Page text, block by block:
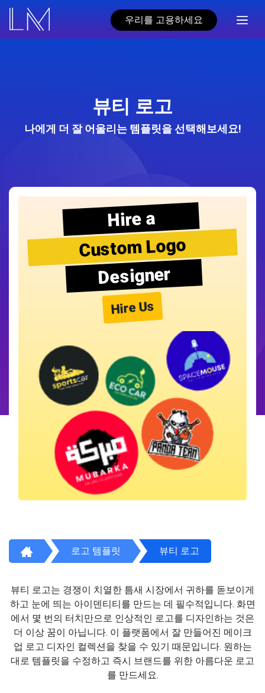
우리를 고용하세요
뷰티 로고
나에게 더 잘 어울리는 템플릿을 선택해보세요!
Hire a
Custom Logo
Designer
Hire Us
로고 템플릿 뷰티 로고
뷰티 로고는 경쟁이 치열한 틈새 시장에서 귀하를 돋보이게
하고 눈에 띄는 아이덴티티를 만드는 데 필수적입니다. 화면
에서 몇 번의 터치만으로 인상적인 로고를 디자인하는 것은
더 이상 꿈이 아닙니다. 이 플랫폼에서 잘 만들어진 메이크
업 로고 디자인 컬렉션을 찾을 수 있기 때문입니다. 원하는
대로 템플릿을 수정하고 즉시 브랜드를 위한 아름다운 로고
를 만드세요.